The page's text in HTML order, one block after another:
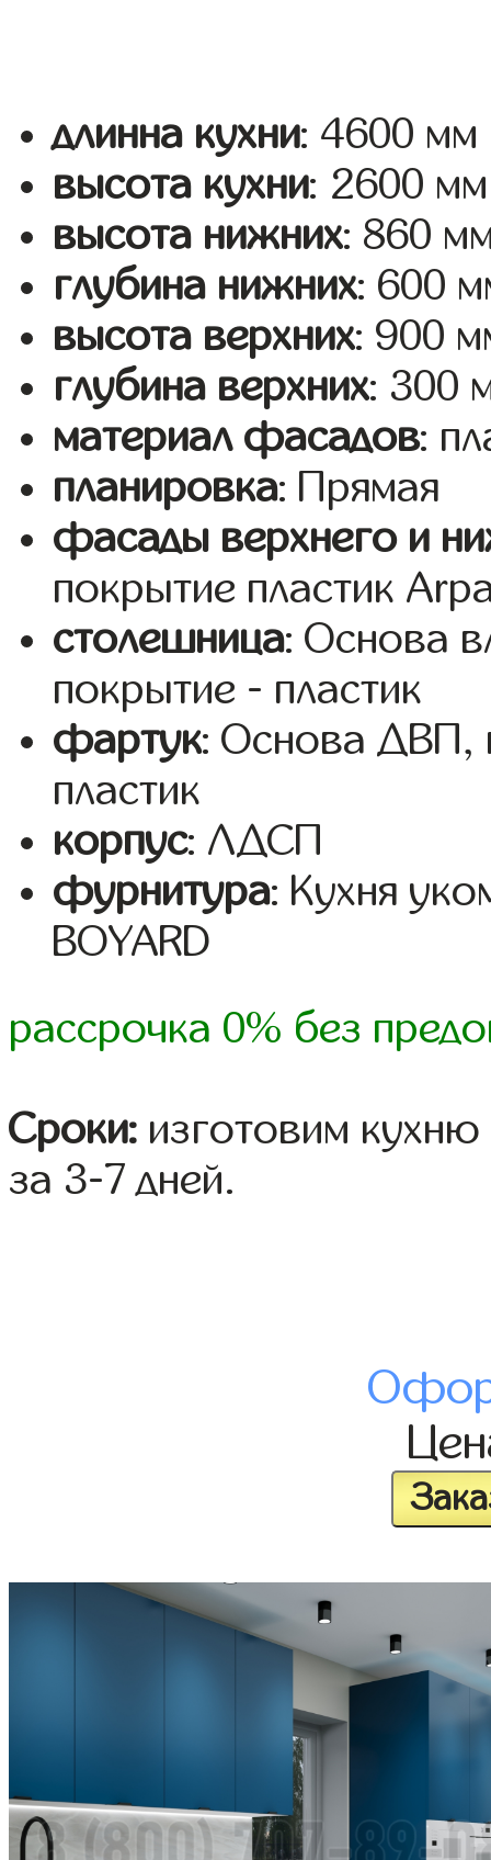
длинна кухни: 4600 мм
высота кухни: 2600 мм
высота нижних: 860
глубина нижних: 600
высота верхних: 900
глубина верхних: 300
материал фасадов:
планировка: Прямая
фасады верхнего и
покрытие пластик
столешница: Основа
покрытие - пластик
фартук: Основа ДВП,
пластик
корпус: ЛДСП
фурнитура: Кухня
BOYARD
рассрочка 0% без
Сроки: изготовим
за 3-7 дней.